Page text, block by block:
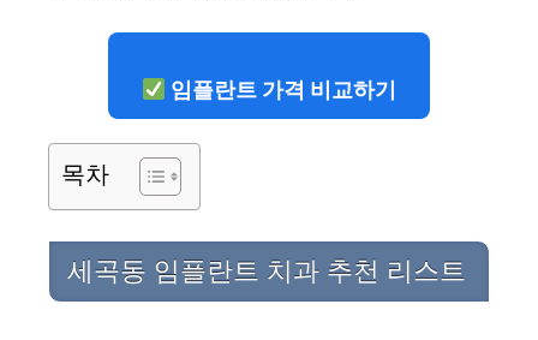
임플란트 가격 비교하기
목차
세곡동 임플란트 치과 추천 리스트